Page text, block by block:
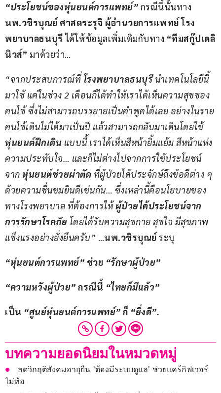
“ประโยชน์ของหุ่นยนต์การแพทย์” กรณีนี้นั้นทาง
นพ.วชิรบุณย์ ศาสตระรุจิ ผู้อำนวยการแพทย์ โรง
พยาบาลธนบุรี ได้ให้ข้อมูลเพิ่มเติมกับทาง “ทีมสกู๊ปเดลิ
นิวส์” มาด้วยว่า…
“จากประสบการณ์ที่ โรงพยาบาลธนบุรี นำเทคโนโลยีนี้
มาใช้ แค่ในช่วง 2 เดือนก็ได้ทำให้เราได้เห็นความสุขของ
คนไข้ ซึ่งไม่สามารถบรรยายเป็นคำพูดได้เลย อย่างในราย
คนไข้เดินไม่ได้มาเป็นปี แล้วสามารถกลับมาเดินโดยใช้
หุ่นยนต์ฝึกเดิน แบบนี้ เราได้เห็นสีหน้ายิ้มแย้ม สีหน้าแห่ง
ความประทับใจ… และก็ไม่ต่างไปจากการใช้ประโยชน์
จาก หุ่นยนต์ช่วยผ่าตัด ที่ผู้ป่วยได้ประจักษ์ถึงข้อดีต่าง ๆ
ด้วยความชื่นชมยินดีเช่นกัน… ซึ่งเหล่านี้คือนโยบายของ
ทางโรงพยาบาล ที่ต้องการให้ ผู้ป่วยได้ประโยชน์จาก
การรักษาโรคภัย โดยได้รับความสุขกาย สุขใจ มีสุขภาพ
แข็งแรงอย่างยั่งยืนครับ” …นพ.วชิรบุณย์ ระบุ
“หุ่นยนต์การแพทย์” ช่วย “รักษาผู้ป่วย”
“ความหวังผู้ป่วย” กรณีนี้ “ไทยก็มีแล้ว”
เป็น “ศูนย์หุ่นยนต์การแพทย์” ก็ “ยิ่งดี”.
บทความยอดนิยมในหมวดหมู่
ลดวิกฤติสังคมอายุยืน ‘ต้องมีระบบดูแล’ ช่วยแคร์กิฟเวอร์
ไม่ท้อ